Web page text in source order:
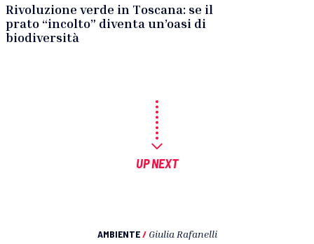
Rivoluzione verde in Toscana: se il
prato “incolto” diventa un’oasi di
biodiversità
UP NEXT
AMBIENTE / Giulia Rafanelli